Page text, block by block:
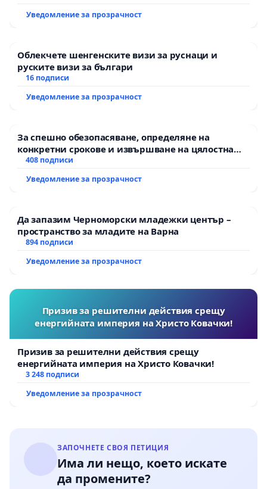
Уведомление за прозрачност
Облекчете шенгенските визи за руснаци и
руските визи за българи
16 подписи
Уведомление за прозрачност
За спешно обезопасяване, определяне на
конкретни срокове и извършване на цялостна
рехабилитация на републиканския път между
Мирово - к.к. Момин проход
408 подписи
Уведомление за прозрачност
Да запазим Черноморски младежки център –
пространство за младите на Варна
894 подписи
Уведомление за прозрачност
Призив за решителни действия срещу
енергийната империя на Христо Ковачки!
Призив за решителни действия срещу
енергийната империя на Христо Ковачки!
3 248 подписи
Уведомление за прозрачност
ЗАПОЧНЕТЕ СВОЯ ПЕТИЦИЯ
Има ли нещо, което искате
да промените?